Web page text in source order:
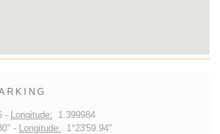
- Longitude: 1.399984
- Longitude: 1°23'59.94"